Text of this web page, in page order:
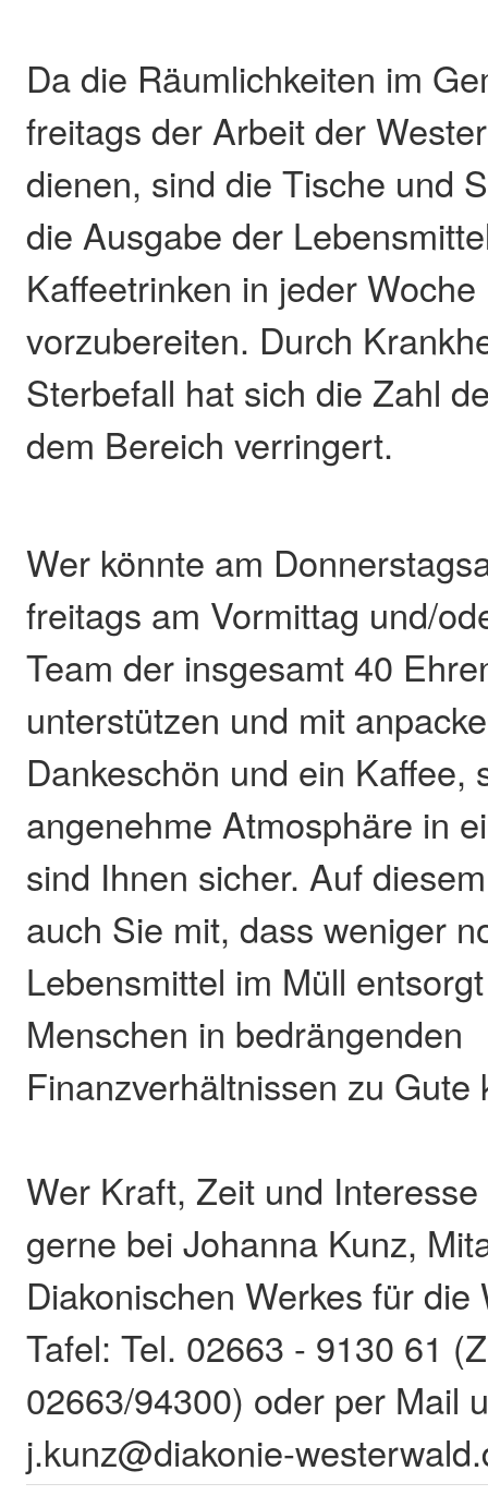
Da die Räumlichkeiten im
freitags der Arbeit der
dienen, sind die Tische und
die Ausgabe der
Kaffeetrinken in jeder Woche
vorzubereiten. Durch
Sterbefall hat sich die Zahl
dem Bereich verringert.
Wer könnte am
freitags am Vormittag und/
Team der insgesamt 40
unterstützen und mit
Dankeschön und ein Kaffee,
angenehme Atmosphäre in
sind Ihnen sicher. Auf
auch Sie mit, dass weniger
Lebensmittel im Müll
Menschen in bedrängenden
Finanzverhältnissen zu Gute
Wer Kraft, Zeit und
gerne bei Johanna Kunz,
Diakonischen Werkes für
Tafel: Tel. 02663 - 9130 61
02663/94300) oder per Mail
j.kunz@diakonie-